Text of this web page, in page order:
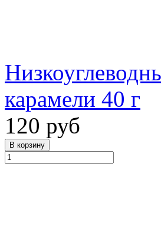
карамели 40 г
120 руб